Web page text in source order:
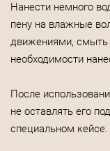
Нанести немного
пену на влажные
движениями, смыть
необходимости
После
не оставлять его
специальном кейсе.